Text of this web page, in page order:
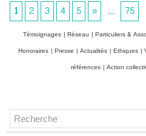
1
2 3 4 5 » ... 75
Témoignages | Réseau | Particuliers &
Honoraires | Presse | Actualités | Ethiques |
références | Action
Chlordécone : un non-lieu